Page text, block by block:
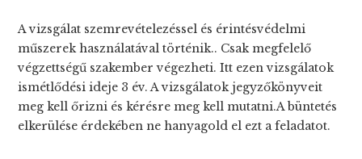
A vizsgálat szemrevételezéssel és érintésvédelmi
műszerek használatával történik.. Csak megfelelő
végzettségű szakember végezheti. Itt ezen vizsgálatok
ismétlődési ideje 3 év. A vizsgálatok jegyzőkönyveit
meg kell őrizni és kérésre meg kell mutatni.A büntetés
elkerülése érdekében ne hanyagold el ezt a feladatot.